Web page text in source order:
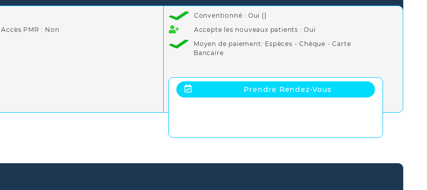
Accès PMR : Non
Conventionné : Oui ()
Accepte les nouveaux patients : Oui
Moyen de paiement: Espèces - Chèque - Carte
Bancaire
Prendre Rendez-Vous